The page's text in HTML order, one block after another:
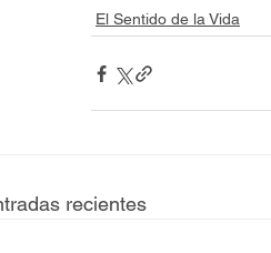
El Sentido de la Vida
recientes